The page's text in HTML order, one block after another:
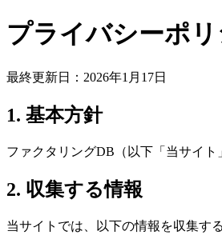
プライバシーポ
最終更新日：2026年1月17日
1. 基本方針
ファクタリングDB（以下「当サイ
2. 収集する情報
当サイトでは、以下の情報を収集す